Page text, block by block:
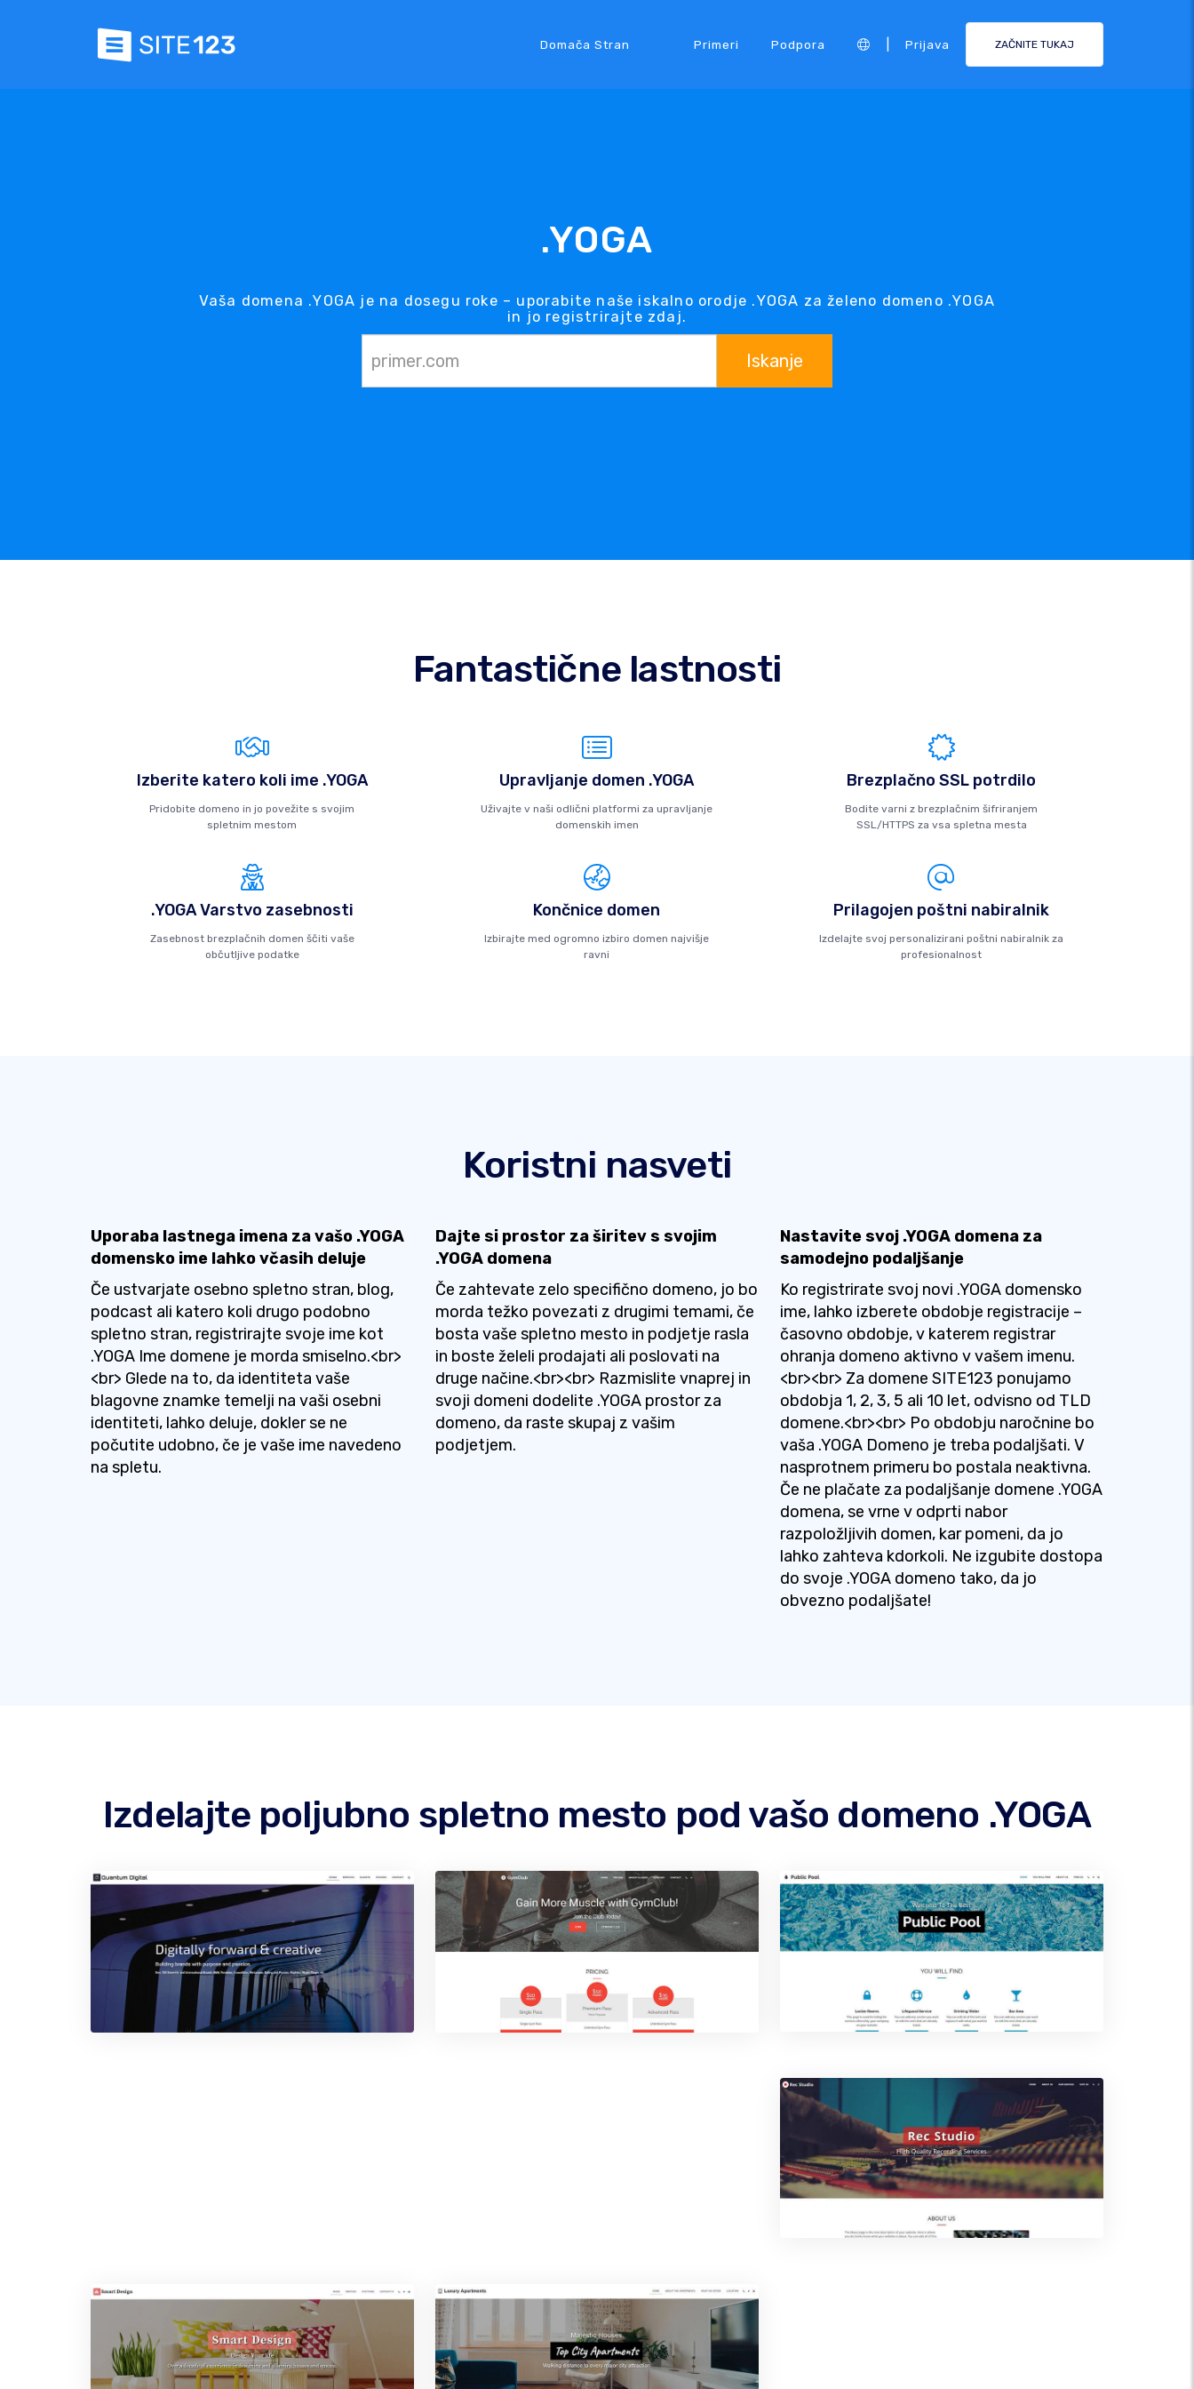
Domača Stran Primeri Podpora Prijava ZAČNITE TUKAJ
.YOGA
Vaša domena .YOGA je na dosegu roke – uporabite naše iskalno orodje .YOGA za želeno domeno .YOGA
in jo registrirajte zdaj.
Iskanje
Fantastične lastnosti
Izberite katero koli ime .YOGA
Pridobite domeno in jo povežite s svojim
spletnim mestom
Upravljanje domen .YOGA
Uživajte v naši odlični platformi za upravljanje
domenskih imen
Brezplačno SSL potrdilo
Bodite varni z brezplačnim šifriranjem
SSL/HTTPS za vsa spletna mesta
.YOGA Varstvo zasebnosti
Zasebnost brezplačnih domen ščiti vaše
občutljive podatke
Končnice domen
Izbirajte med ogromno izbiro domen najvišje
ravni
Prilagojen poštni nabiralnik
Izdelajte svoj personalizirani poštni nabiralnik za
profesionalnost
Koristni nasveti
Uporaba lastnega imena za vašo .YOGA
domensko ime lahko včasih deluje
Če ustvarjate osebno spletno stran, blog,
podcast ali katero koli drugo podobno
spletno stran, registrirajte svoje ime kot
.YOGA Ime domene je morda smiselno.<br>
<br> Glede na to, da identiteta vaše
blagovne znamke temelji na vaši osebni
identiteti, lahko deluje, dokler se ne
počutite udobno, če je vaše ime navedeno
na spletu.
Dajte si prostor za širitev s svojim
.YOGA domena
Če zahtevate zelo specifično domeno, jo bo
morda težko povezati z drugimi temami, če
bosta vaše spletno mesto in podjetje rasla
in boste želeli prodajati ali poslovati na
druge načine.<br><br> Razmislite vnaprej in
svoji domeni dodelite .YOGA prostor za
domeno, da raste skupaj z vašim
podjetjem.
Nastavite svoj .YOGA domena za
samodejno podaljšanje
Ko registrirate svoj novi .YOGA domensko
ime, lahko izberete obdobje registracije –
časovno obdobje, v katerem registrar
ohranja domeno aktivno v vašem imenu.
<br><br> Za domene SITE123 ponujamo
obdobja 1, 2, 3, 5 ali 10 let, odvisno od TLD
domene.<br><br> Po obdobju naročnine bo
vaša .YOGA Domeno je treba podaljšati. V
nasprotnem primeru bo postala neaktivna.
Če ne plačate za podaljšanje domene .YOGA
domena, se vrne v odprti nabor
razpoložljivih domen, kar pomeni, da jo
lahko zahteva kdorkoli. Ne izgubite dostopa
do svoje .YOGA domeno tako, da jo
obvezno podaljšate!
Izdelajte poljubno spletno mesto pod vašo domeno .YOGA